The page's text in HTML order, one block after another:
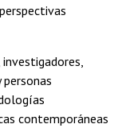
contemporáneas